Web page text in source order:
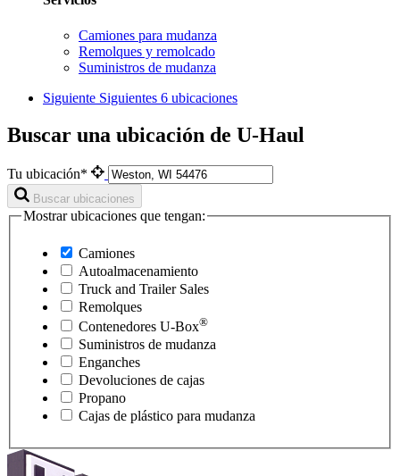
Camiones para mudanza
Remolques y remolcado
Suministros de mudanza
Siguiente Siguientes 6 ubicaciones
Buscar una ubicación de U-Haul
Tu ubicación*
Buscar ubicaciones
Mostrar ubicaciones que tengan:
Camiones
Autoalmacenamiento
Truck and Trailer Sales
Remolques
Contenedores U-Box®
Suministros de mudanza
Enganches
Devoluciones de cajas
Propano
Cajas de plástico para mudanza